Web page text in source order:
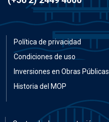
Política de privacidad
Condiciones de uso
Inversiones en Obras Públicas
Historia del MOP